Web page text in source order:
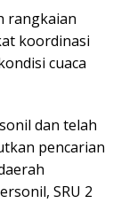
rangkaian
koordinasi
cuaca
dan telah
pencarian
SRU 2